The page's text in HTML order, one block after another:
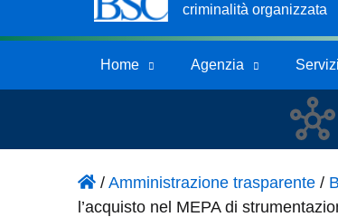
criminalità organizzata
Home Agenzia Servizi
/Amministrazione trasparente /
l’acquisto nel MEPA di